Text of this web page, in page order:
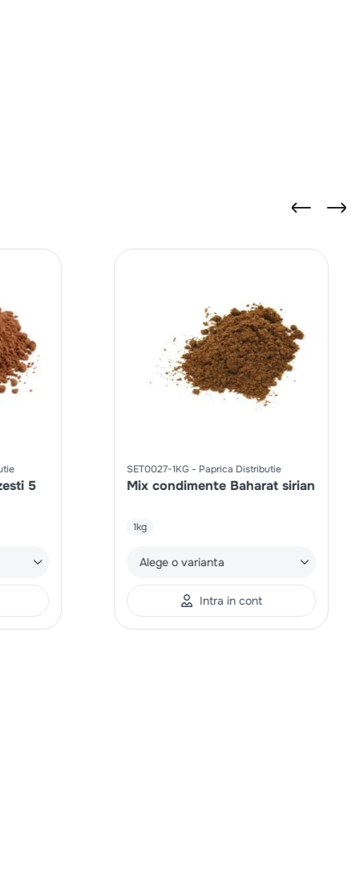
5
SET0027-1KG Paprica Distributie
Mix condimente Baharat sirian
1kg
Alege o varianta
Intra in cont